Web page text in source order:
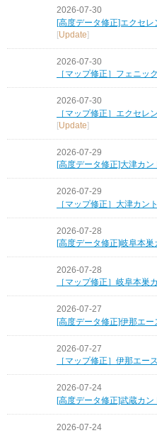
2026-07-30
[高度データ修正]エクセ
[Update]
2026-07-30
［マップ修正］フェニッ
2026-07-30
［マップ修正］エクセレ
[Update]
2026-07-29
[高度データ修正]大津カ
2026-07-29
［マップ修正］大津カ
2026-07-28
[高度データ修正]岐阜本
2026-07-28
［マップ修正］岐阜本巣
2026-07-27
[高度データ修正]伊那エ
2026-07-27
［マップ修正］伊那エー
2026-07-24
[高度データ修正]武蔵カ
2026-07-24